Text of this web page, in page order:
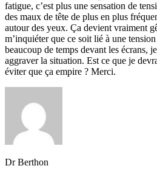
fatigue, c’est plus une sensation de
des maux de tête de plus en plus
autour des yeux. Ça devient vraiment
m’inquiéter que ce soit lié à une
beaucoup de temps devant les écrans,
aggraver la situation. Est ce que je
éviter que ça empire ? Merci.
Dr Berthon